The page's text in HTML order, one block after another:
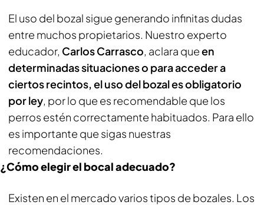
El uso del bozal sigue generando infinitas dudas
entre muchos propietarios. Nuestro experto
educador, Carlos Carrasco, aclara queen
determinadas situaciones o para acceder a
ciertos recintos, el uso del bozal es obligatorio
por ley, por lo que es recomendable que los
perros estén correctamente habituados. Para ello
es importante que sigas nuestras
recomendaciones.
¿Cómo elegir el bocal adecuado?
Existen en el mercado varios tipos de bozales. Los